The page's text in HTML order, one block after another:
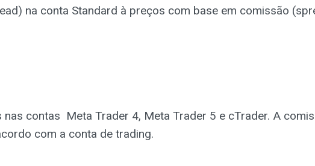
na conta Standard à preços com base em comissão
contas Meta Trader 4, Meta Trader 5 e cTrader. A
com a conta de trading.